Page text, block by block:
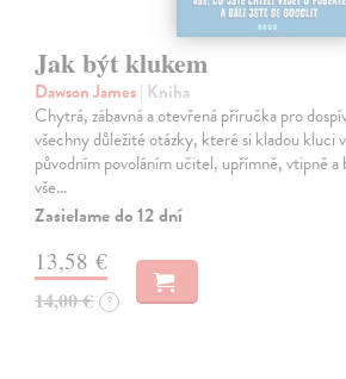
Jak být klukem
Dawson James| Kniha
Chytrá, zábavná a otevřená příručka pro
všechny důležité otázky, které si kladou kluci
původním povoláním učitel, upřímně, vtipně a
vše…
Zasielame do 12 dní
13,58 €
14,00 € ?